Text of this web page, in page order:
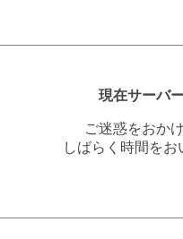
現在サーバ
ご迷惑をおか
しばらく時間を